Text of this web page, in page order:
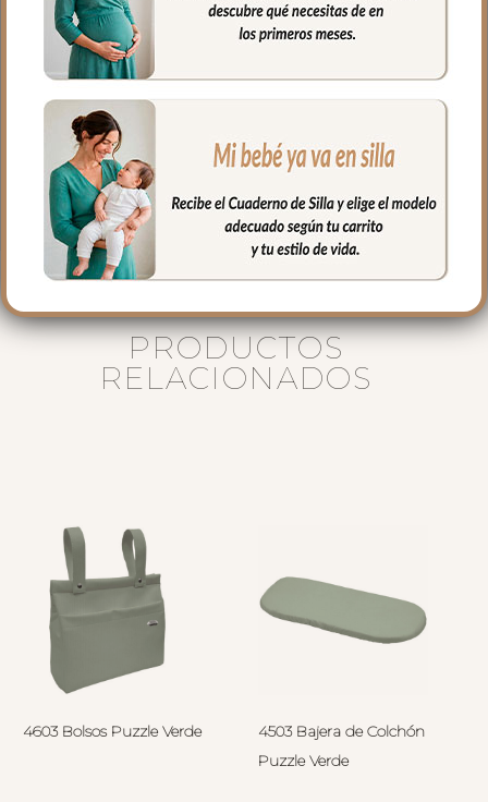
con cremallera.
Ideal para llevar de la mano con sus asas
cortas o llevar al hombro con el asa largo.
Medidas Maleta:
56 cms Ancho
40 cms Ancho
16 cms de lomo
PRODUCTOS
RELACIONADOS
4603 Bolsos Puzzle Verde
4503 Bajera de Colchón
Puzzle Verde